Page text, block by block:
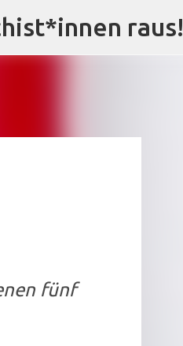
raus!
fünf